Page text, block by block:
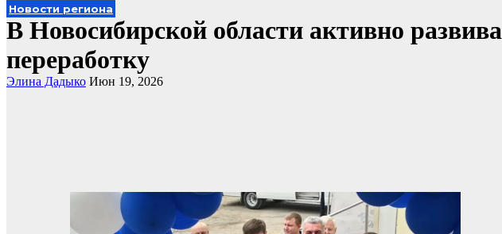
Новости региона
В Новосибирской области активно
переработку
Элина Дадыко Июн 19, 2026